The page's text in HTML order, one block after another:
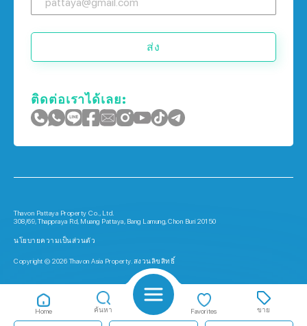
Home ค้นหา Favorites ขาย
ส่ง
ติดต่อเราได้เลย:
Thavon Pattaya Property Co., Ltd.
308/69, Thappraya Rd, Muang Pattaya, Bang Lamung, Chon Buri 20150
นโยบายความเป็นส่วนตัว
Copyright © 2026 Thavon Asia Property. สงวนลิขสิทธิ์